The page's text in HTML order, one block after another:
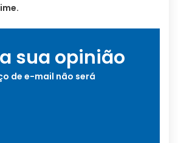
sua opinião
de e-mail não será